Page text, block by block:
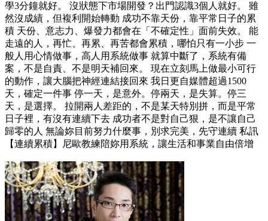
學3分鐘就好。 沒狀態下市場開發？出門認識3個人就好。 雖
然沒成績，但複利開始轉動 成功不靠天份，靠平常日子的累
積 天份、意志力、爆發力都會在「不確定性」面前失效。 能
走遠的人，再忙、再累、再苦都會累積，哪怕只有一小步 一
般人用心情做事，高人用系統做事 就算中斷了，系統有備
案，不是自責、不是明天補回來。 現在立刻馬上做最小可行
的動作，讓大腦把神經連結接回來 我日更自媒體超過1500
天，確定一件事 停一天，是意外。停兩天，是失算。停三
天，是選擇。 拉開兩人差距的，不是某天特別拼，而是平常
日子裡，有沒有連續下去 成功者不是對自己狠，是不讓自己
歸零的人 無論妳目前努力什麼事，別求完美，先守連續 私訊
【連續累積】尼歐教練陪妳用系統，讓生活和事業自由倍增